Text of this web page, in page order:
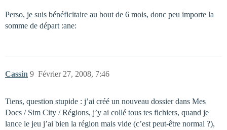
Perso, je suis bénéficitaire au bout de 6 mois, donc peu importe la
somme de départ :ane:
Cassin Février 27, 2008, 7:46
9
Tiens, question stupide : j’ai créé un nouveau dossier dans Mes
Docs / Sim City / Régions, j’y ai collé tous tes fichiers, quand je
lance le jeu j’ai bien la région mais vide (c’est peut-être normal ?),